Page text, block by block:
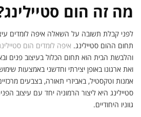
מה זה הום
לפני קבלת תשובה על השאלה איפה לומדים
תחום ההום סטיילינג. איפה לומדים הום
והלבשת הבית הוא תחום הכלול בעיצוב פנים
ואת ארגונו באופן יצירתי וחדשני באמצעות
אמנות וטקסטיל, באביזרי תאורה, בצבעים
סטיילינג היא ליצור הרמוניה יחד עם עיצוב
גווניו היחודיים.